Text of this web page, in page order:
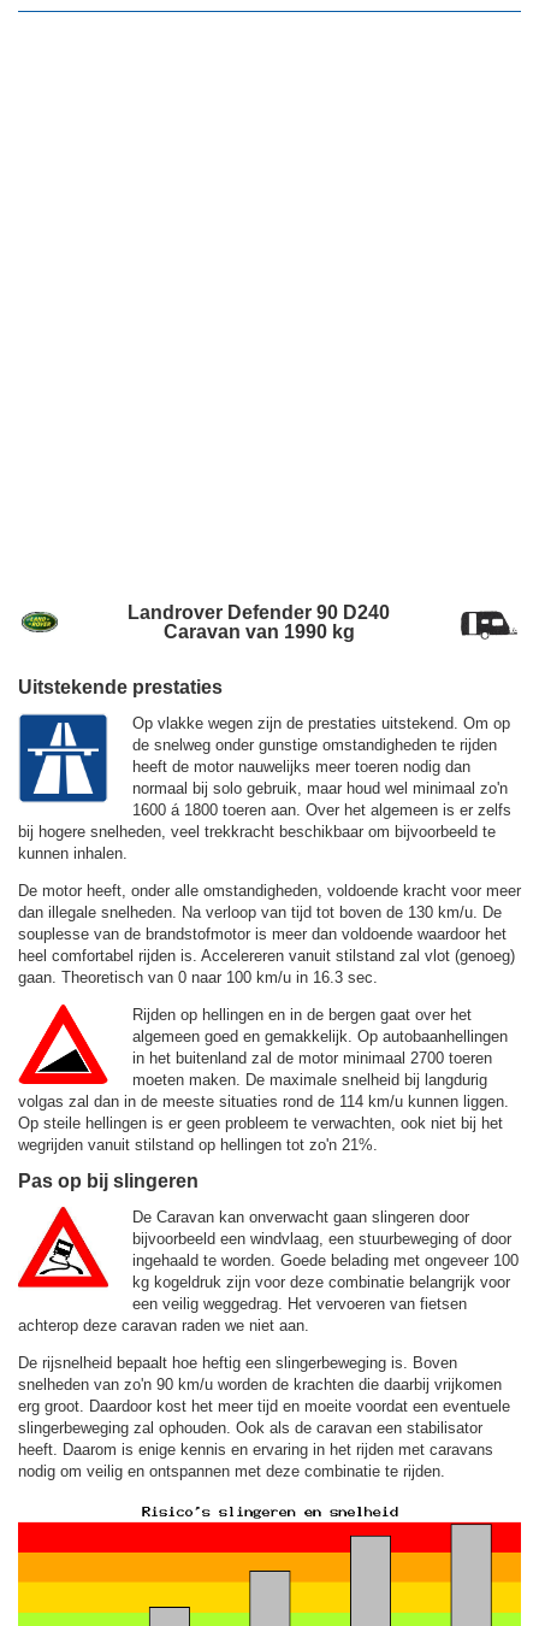
Landrover Defender 90 D240
Caravan van 1990 kg
Uitstekende prestaties
Op vlakke wegen zijn de prestaties uitstekend. Om op
de snelweg onder gunstige omstandigheden te rijden
heeft de motor nauwelijks meer toeren nodig dan
normaal bij solo gebruik, maar houd wel minimaal zo'n
1600 á 1800 toeren aan. Over het algemeen is er zelfs
bij hogere snelheden, veel trekkracht beschikbaar om bijvoorbeeld te
kunnen inhalen.
De motor heeft, onder alle omstandigheden, voldoende kracht voor meer
dan illegale snelheden. Na verloop van tijd tot boven de 130 km/u.
De
souplesse van de brandstofmotor is meer dan voldoende waardoor het
heel comfortabel rijden is. Accelereren vanuit stilstand zal vlot (genoeg)
gaan. Theoretisch van 0 naar 100 km/u in 16.3 sec.
Rijden op hellingen en in de bergen gaat over het
algemeen goed en gemakkelijk. Op autobaanhellingen
in het buitenland zal de motor minimaal 2700 toeren
moeten maken. De maximale snelheid bij langdurig
volgas zal dan in de meeste situaties rond de 114 km/u kunnen liggen.
Op steile hellingen is er geen probleem te verwachten, ook niet bij het
wegrijden vanuit stilstand op hellingen tot zo'n 21%.
Pas op bij slingeren
De Caravan kan onverwacht gaan slingeren door
bijvoorbeeld een windvlaag, een stuurbeweging of door
ingehaald te worden. Goede belading met ongeveer 100
kg kogeldruk zijn voor deze combinatie belangrijk voor
een veilig weggedrag. Het vervoeren van fietsen
achterop deze caravan raden we niet aan.
De rijsnelheid bepaalt hoe heftig een slingerbeweging is. Boven
snelheden van zo'n 90 km/u worden de krachten die daarbij vrijkomen
erg groot. Daardoor kost het meer tijd en moeite voordat een eventuele
slingerbeweging zal ophouden. Ook als de caravan een stabilisator
heeft. Daarom is enige kennis en ervaring in het rijden met caravans
nodig om veilig en ontspannen met deze combinatie te rijden.